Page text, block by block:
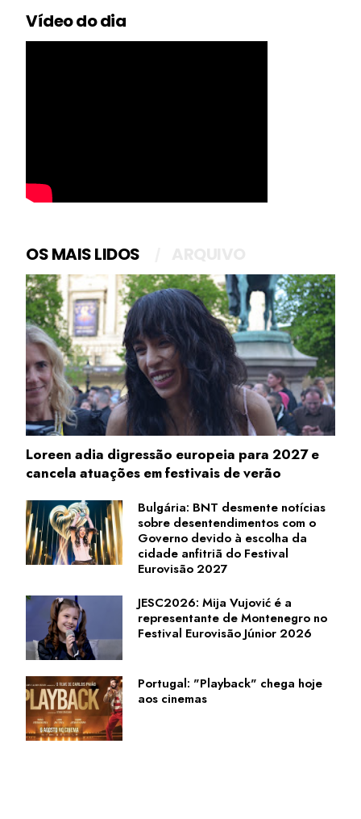
Vídeo do dia
OS MAIS LIDOS
Loreen adia digressão europeia para 2027 e
cancela atuações em festivais de verão
Bulgária: BNT desmente notícias
sobre desentendimentos com o
Governo devido à escolha da
cidade anfitriã do Festival
Eurovisão 2027
JESC2026: Mija Vujović é a
representante de Montenegro no
Festival Eurovisão Júnior 2026
Portugal: "Playback" chega hoje
aos cinemas